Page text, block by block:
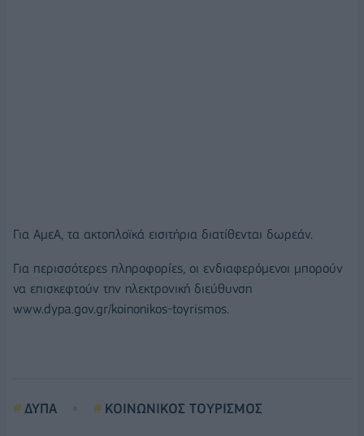
Για ΑμεΑ, τα ακτοπλοϊκά εισιτήρια διατίθενται δωρεάν.
Για περισσότερες πληροφορίες, οι ενδιαφερόμενοι μπορούν
να επισκεφτούν την ηλεκτρονική διεύθυνση
www.dypa.gov.gr/koinonikos-toyrismos.
ΔΥΠΑ ΚΟΙΝΩΝΙΚΟΣ ΤΟΥΡΙΣΜΟΣ